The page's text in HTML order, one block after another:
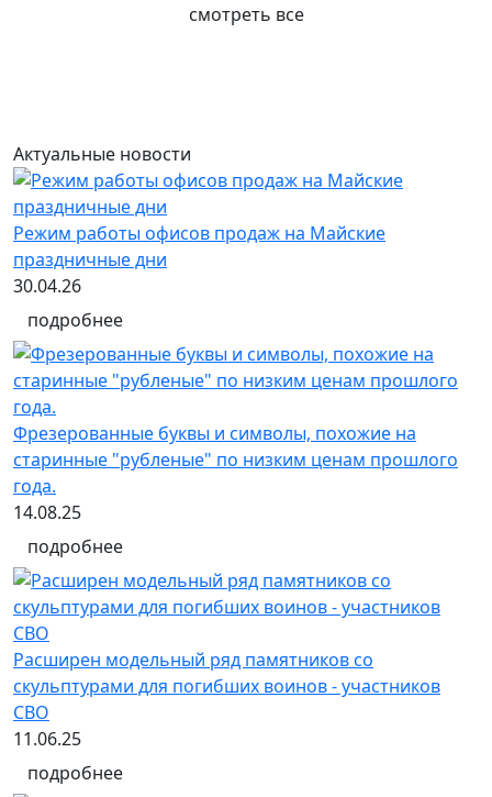
смотреть все
Актуальные новости
Режим работы офисов продаж на Майские
праздничные дни
30.04.26
подробнее
Фрезерованные буквы и символы, похожие на
старинные "рубленые" по низким ценам прошлого
года.
14.08.25
подробнее
Расширен модельный ряд памятников со
скульптурами для погибших воинов - участников
СВО
11.06.25
подробнее